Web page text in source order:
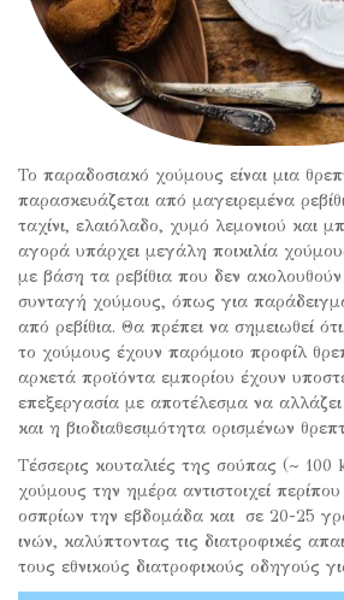
Το παραδοσιακό χούμους είναι μια
παρασκευάζεται από μαγειρεμένα
ταχίνι, ελαιόλαδο, χυμό λεμονιού και
αγορά υπάρχει μεγάλη ποικιλία
με βάση τα ρεβίθια που δεν
συνταγή χούμους, όπως για
από ρεβίθια. Θα πρέπει να σημειωθεί
το χούμους έχουν παρόμοιο προφίλ
αρκετά προϊόντα εμπορίου έχουν
επεξεργασία με αποτέλεσμα να
και η βιοδιαθεσιμότητα ορισμένων
Τέσσερις κουταλιές της σούπας (~ 100
χούμους την ημέρα αντιστοιχεί
οσπρίων την εβδομάδα και σε 20-25
ινών, καλύπτοντας τις διατροφικές
τους εθνικούς διατροφικούς οδηγούς